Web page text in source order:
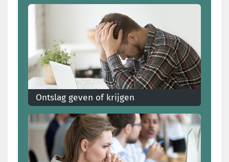
Ontslag geven of krijgen
Ontslag genomen of gekregen? Dit moet je
weten over je ontslagbrief, C4, opzegtermijn en
ontslagvergoeding